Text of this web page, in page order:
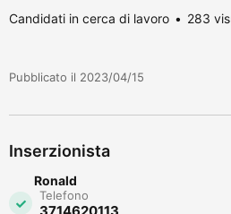
Candidati in cerca di lavoro 283
Pubblicato il 2023/04/15
Inserzionista
Ronald
Telefono
3714620113